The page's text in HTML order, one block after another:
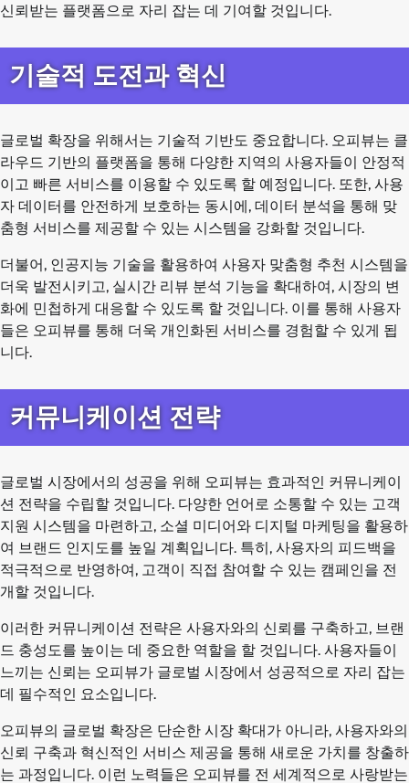
신뢰받는 플랫폼으로 자리 잡는 데 기여할 것입니다.
기술적 도전과 혁신
글로벌 확장을 위해서는 기술적 기반도 중요합니다. 오피뷰는 클
라우드 기반의 플랫폼을 통해 다양한 지역의 사용자들이 안정적
이고 빠른 서비스를 이용할 수 있도록 할 예정입니다. 또한, 사용
자 데이터를 안전하게 보호하는 동시에, 데이터 분석을 통해 맞
춤형 서비스를 제공할 수 있는 시스템을 강화할 것입니다.
더불어, 인공지능 기술을 활용하여 사용자 맞춤형 추천 시스템을
더욱 발전시키고, 실시간 리뷰 분석 기능을 확대하여, 시장의 변
화에 민첩하게 대응할 수 있도록 할 것입니다. 이를 통해 사용자
들은 오피뷰를 통해 더욱 개인화된 서비스를 경험할 수 있게 됩
니다.
커뮤니케이션 전략
글로벌 시장에서의 성공을 위해 오피뷰는 효과적인 커뮤니케이
션 전략을 수립할 것입니다. 다양한 언어로 소통할 수 있는 고객
지원 시스템을 마련하고, 소셜 미디어와 디지털 마케팅을 활용하
여 브랜드 인지도를 높일 계획입니다. 특히, 사용자의 피드백을
적극적으로 반영하여, 고객이 직접 참여할 수 있는 캠페인을 전
개할 것입니다.
이러한 커뮤니케이션 전략은 사용자와의 신뢰를 구축하고, 브랜
드 충성도를 높이는 데 중요한 역할을 할 것입니다. 사용자들이
느끼는 신뢰는 오피뷰가 글로벌 시장에서 성공적으로 자리 잡는
데 필수적인 요소입니다.
오피뷰의 글로벌 확장은 단순한 시장 확대가 아니라, 사용자와의
신뢰 구축과 혁신적인 서비스 제공을 통해 새로운 가치를 창출하
는 과정입니다. 이런 노력들은 오피뷰를 전 세계적으로 사랑받는